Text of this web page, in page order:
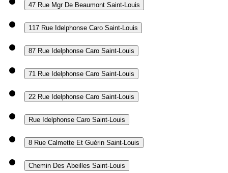
47 Rue Mgr De Beaumont Saint-Louis
117 Rue Idelphonse Caro Saint-Louis
87 Rue Idelphonse Caro Saint-Louis
71 Rue Idelphonse Caro Saint-Louis
22 Rue Idelphonse Caro Saint-Louis
Rue Idelphonse Caro Saint-Louis
8 Rue Calmette Et Guérin Saint-Louis
Chemin Des Abeilles Saint-Louis